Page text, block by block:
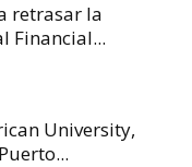
retrasar la
Financial...
University,